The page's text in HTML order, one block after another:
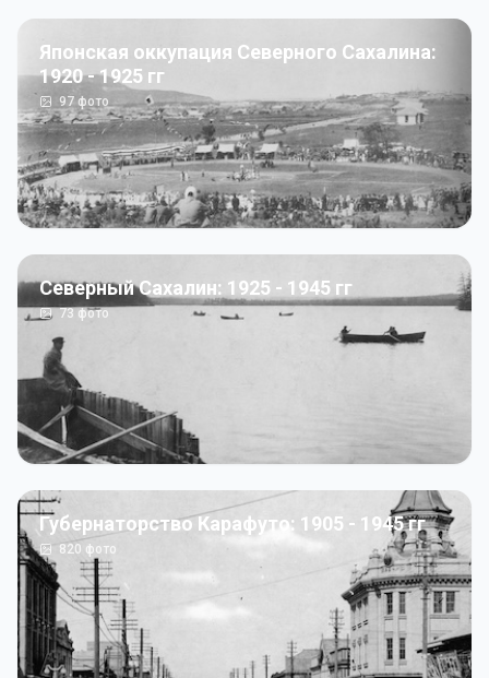
Японская оккупация Северного Сахалина:
1920 - 1925 гг
97 фото
Северный Сахалин: 1925 - 1945 гг
73фото
Губернаторство Карафуто: 1905 - 1945 гг
820 фото